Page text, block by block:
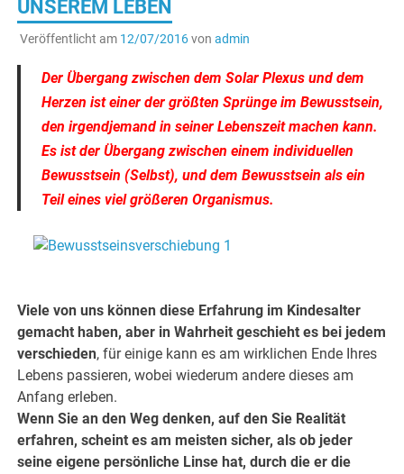
UNSEREM LEBEN
Veröffentlicht am 12/07/2016von admin
Der Übergang zwischen dem Solar Plexus und dem
Herzen ist einer der größten Sprünge im Bewusstsein,
den irgendjemand in seiner Lebenszeit machen kann.
Es ist der Übergang zwischen einem individuellen
Bewusstsein (Selbst), und dem Bewusstsein als ein
Teil eines viel größeren Organismus.
Viele von uns können diese Erfahrung im Kindesalter
gemacht haben, aber in Wahrheit geschieht es bei jedem
verschieden, für einige kann es am wirklichen Ende Ihres
Lebens passieren, wobei wiederum andere dieses am
Anfang erleben.
Wenn Sie an den Weg denken, auf den Sie Realität
erfahren, scheint es am meisten sicher, als ob jeder
seine eigene persönliche Linse hat, durch die er die